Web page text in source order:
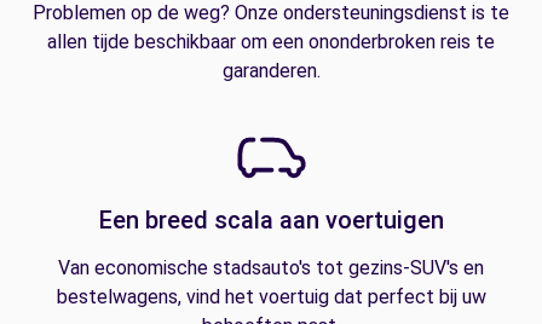
Problemen op de weg? Onze ondersteuningsdienst is te
allen tijde beschikbaar om een ononderbroken reis te
garanderen.
Een breed scala aan voertuigen
Van economische stadsauto's tot gezins-SUV's en
bestelwagens, vind het voertuig dat perfect bij uw